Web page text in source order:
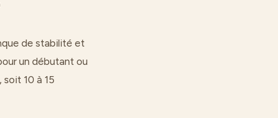
de stabilité et
un débutant ou
, soit 10 à 15